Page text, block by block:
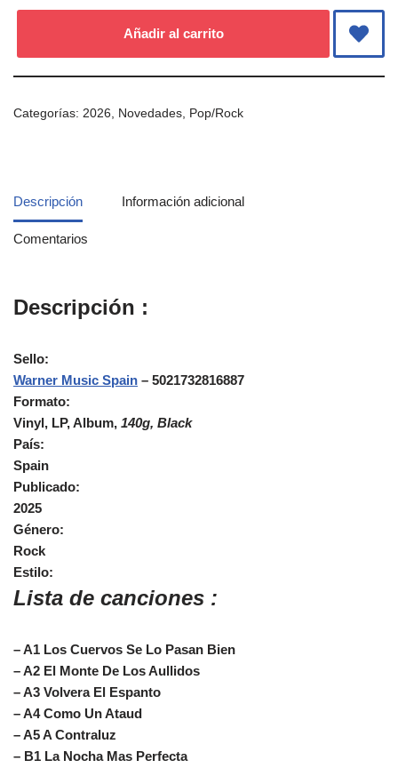
Añadir al carrito
Categorías: 2026 Novedades Pop/Rock
Descripción Información adicional
Comentarios
Descripción :
Sello:
Warner Music Spain ‎– 5021732816887
Formato:
Vinyl, LP, Album, 140g, Black
País:
Spain
Publicado:
2025
Género:
Rock
Estilo:
Lista de canciones :
– A1 Los Cuervos Se Lo Pasan Bien
– A2 El Monte De Los Aullidos
– A3 Volvera El Espanto
– A4 Como Un Ataud
– A5 A Contraluz
– B1 La Nocha Mas Perfecta